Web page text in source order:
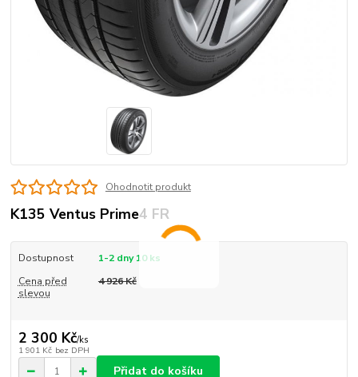
Ohodnotit produkt
K135 Ventus Prime4 FR
Dostupnost
1-2 dny 10 ks
Cena před
slevou
4 926 Kč
2 300 Kč/ks
1 901 Kč bez DPH
Přidat do košíku